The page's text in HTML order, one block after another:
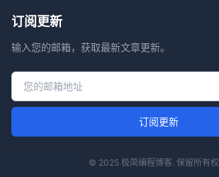
订阅更新
输入您的邮箱，获取最新文章更新。
邮箱地址
订阅更新
© 2025 极简编程博客. 保留所有